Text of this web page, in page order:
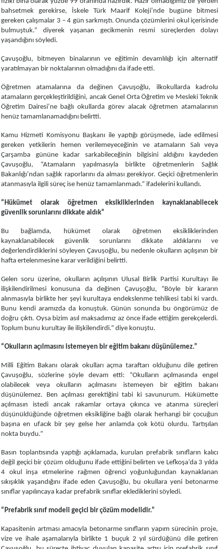
bahsetmek gerekirse, İskele Türk Maarif Koleji’nde bugüne bitmesi
gereken çalışmalar 3 – 4 gün sarkmıştı. Onunda çözümlerini okul içerisinde
bulmuştuk.” diyerek yaşanan gecikmenin resmi süreçlerden dolayı
yaşandığını söyledi.
Çavuşoğlu, bitmeyen binalarının ve eğitimin devamlılığı için alternatif
yaratılmayan bir noktalarının olmadığını da ifade etti.
Öğretmen atamalarına da değinen Çavuşoğlu, ilkokullarda kadrolu
atamaların gerçekleştirildiğini, ancak Genel Orta Öğretim ve Mesleki Teknik
Öğretim Dairesi’ne bağlı okullarda görev alacak öğretmen atamalarının
henüz tamamlanamadığını belirtti.
Kamu Hizmeti Komisyonu Başkanı ile yaptığı görüşmede, iade edilmesi
gereken yetkilerin hemen verilemeyeceğinin ve atamaların Salı veya
Çarşamba gününe kadar sarkabileceğinin bilgisini aldığını kaydeden
Çavuşoğlu, “Atamaların yapılmasıyla birlikte öğretmenlerin Sağlık
Bakanlığı’ndan sağlık raporlarını da alması gerekiyor. Geçici öğretmenlerin
atanmasıyla ilgili süreç ise henüz tamamlanmadı.” ifadelerini kullandı.
“Hükümet olarak öğretmen eksikliklerinden kaynaklanabilecek
güvenlik sorunlarını dikkate aldık”
Bu bağlamda, hükümet olarak öğretmen eksikliklerinden
kaynaklanabilecek güvenlik sorunlarını dikkate aldıklarını ve
değerlendirdiklerini söyleyen Çavuşoğlu, bu nedenle okulların açılışının bir
hafta ertelenmesine karar verildiğini belirtti.
Gelen soru üzerine, okulların açılışının Ulusal Birlik Partisi Kurultayı ile
ilişkilendirilmesi konusuna da değinen Çavuşoğlu, “Böyle bir kararın
alınmasıyla birlikte her şeyi kurultaya endekslenme tehlikesi tabi ki vardı.
Bunu kendi aramızda da konuştuk. Günün sonunda bu öngörümüz de
doğru çıktı. Oysa bizim asıl maksadımız az önce ifade ettiğim gerekçelerdi.
Toplum bunu kurultay ile ilişkilendirdi.” diye konuştu.
“Okulların açılmasını istemeyen bir eğitim bakanı düşünülemez.”
Milli Eğitim Bakanı olarak okulları açma taraftarı olduğunu dile getiren
Çavuşoğlu, sözlerine şöyle devam etti: “Okulların açılmasında engel
olabilecek veya okulların açılmasını istemeyen bir eğitim bakanı
düşünülemez. Ben açılması gerektiğini tabi ki savunurum. Hükümette
açılmasın istedi ancak rakamlar ortaya çıkınca ve atanma süreçleri
düşünüldüğünde öğretmen eksikliğine bağlı olarak herhangi bir çocuğun
başına en ufacık bir şey gelse her anlamda çok kötü olurdu. Tartışılan
nokta buydu.”
Basın toplantısında yaptığı açıklamada, kurulan prefabrik sınıfların kalıcı
değil geçici bir çözüm olduğunu ifade ettiğini belirten ve Lefkoşa’da 3 yılda
4 okul inşa etmelerine rağmen öğrenci yoğunluğundan kaynaklanan
sıkışıklık yaşandığını ifade eden Çavuşoğlu, bu okullara yeni betonarme
sınıflar yapılıncaya kadar prefabrik sınıflar eklediklerini söyledi.
“Prefabrik sınıf modeli geçici bir çözüm modelidir.”
Kapasitenin artması amacıyla betonarme sınıfların yapım sürecinin proje,
vize ve ihale aşamalarıyla birlikte 1 buçuk 2 yıl sürdüğünü dile getiren